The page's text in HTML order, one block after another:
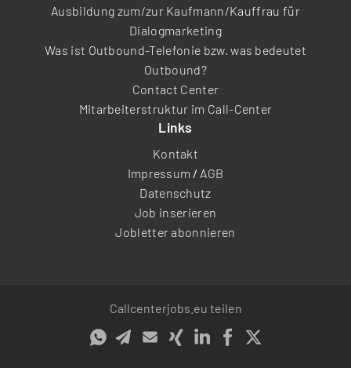
Ausbildung zum/zur Kaufmann/Kauffrau für
Dialogmarketing
Was ist Outbound-Telefonie bzw. was bedeutet
Outbound?
Contact Center
Mitarbeiterstruktur im Call-Center
Links
Kontakt
Impressum / AGB
Datenschutz
Job inserieren
Jobletter abonnieren
Callcenterjobs.eu teilen